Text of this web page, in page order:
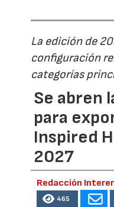
La edición de
configuración
categorías
Se abren
para
Inspired
2027
Redacción
465